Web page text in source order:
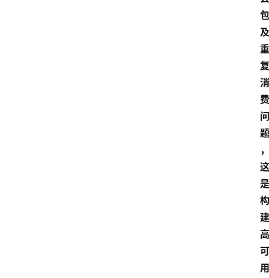
包
及
重
复
消
费
问
题
，
这
是
构
建
高
可
用